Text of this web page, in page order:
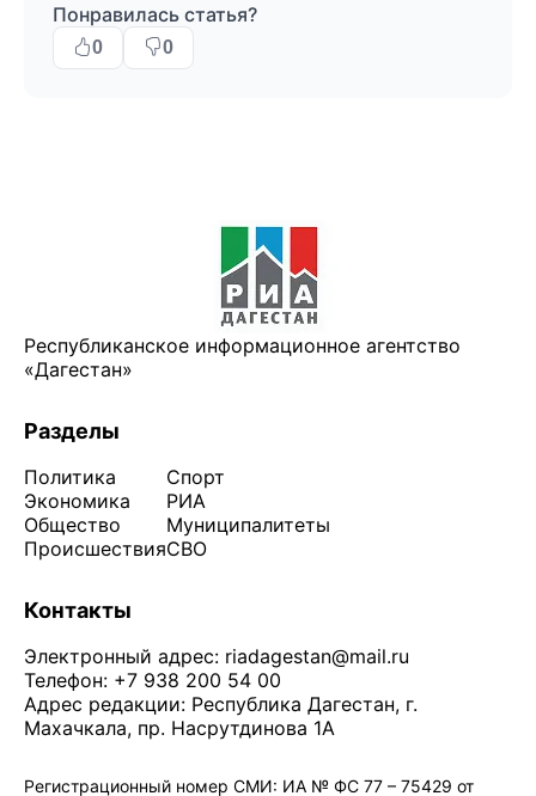
Понравилась статья?
0 0
Республиканское информационное агентство
«Дагестан»
Разделы
Политика
Экономика
Общество
Происшествия
Спорт
РИА
Муниципалитеты
СВО
Контакты
Электронный адрес: riadagestan@mail.ru
Телефон: +7 938 200 54 00
Адрес редакции: Республика Дагестан, г.
Махачкала, пр. Насрутдинова 1А
Регистрационный номер СМИ: ИА № ФС 77 – 75429 от